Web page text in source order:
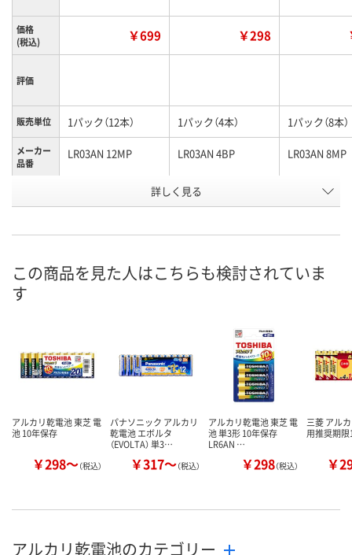
価格
(税込)
￥699 ￥298
評価
販売単位 1パック（12本） 1パック（4本） 1パック（8本）
メーカー
品番
LR03AN 12MP LR03AN 4BP LR03AN 8MP
UP37106 UP37100
8月7日（金）予定
カゴへ
詳しく見る
この商品を見た人はこちらも検討されていま
す
アルカリ乾電池 東芝 電
池 10年保存
￥298～（税込）
パナソニック アルカリ
乾電池 エボルタ
（EVOLTA） 単3…
￥317～（税込）
アルカリ乾電池 東芝 電
池 単3形 10年保存
LR6AN …
￥298（税込）
三菱 アル
用推奨期
￥
アルカリ乾電池のカテゴリー